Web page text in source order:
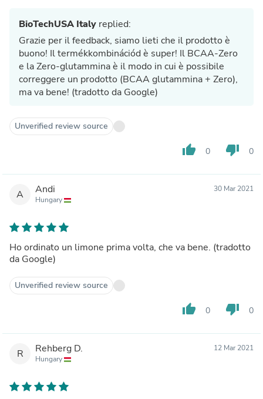
BioTechUSA Italy replied:
Grazie per il feedback, siamo lieti che il prodotto è
buono! Il termékkombinációd è super! Il BCAA-Zero
e la Zero-glutammina è il modo in cui è possibile
correggere un prodotto (BCAA glutammina + Zero),
ma va bene! (tradotto da Google)
Unverified review source
thumb_up 0 thumb_down 0
A Andi
Hungary
30 Mar 2021
Ho ordinato un limone prima volta, che va bene. (tradotto
da Google)
Unverified review source
thumb_up 0 thumb_down 0
R Rehberg D.
Hungary
12 Mar 2021